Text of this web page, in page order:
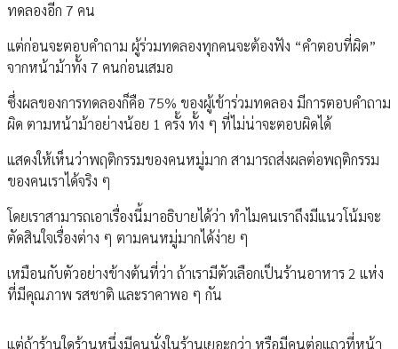
ทดลองอีก 7 คน
แต่ก่อนจะตอบคำถาม ผู้ร่วมทดลองทุกคนจะต้องฟัง “คำตอบที่ผิด”
จากหน้าม้าทั้ง 7 คนก่อนเสมอ
ซึ่งผลของการทดลองก็คือ 75% ของผู้เข้าร่วมทดลอง มีการตอบคำถาม
ผิด ตามหน้าม้าอย่างน้อย 1 ครั้ง ทั้ง ๆ ที่ไม่น่าจะตอบผิดได้
แสดงให้เห็นว่าพฤติกรรมของคนหมู่มาก สามารถส่งผลต่อพฤติกรรม
ของคนเราได้จริง ๆ
โดยเราสามารถเอาเรื่องนี้มาอธิบายได้ว่า ทำไมคนเราถึงมีแนวโน้มจะ
ตัดสินใจเรื่องต่าง ๆ ตามคนหมู่มากได้ง่าย ๆ
เหมือนกับตัวอย่างข้างต้นที่ว่า ถ้าเรามีตัวเลือกเป็นร้านอาหาร 2 แห่ง
ที่มีคุณภาพ รสชาติ และราคาพอ ๆ กัน
แต่ถ้าร้านใดร้านหนึ่งมีคนนั่งในร้านเยอะกว่า หรือมีคนต่อแถวที่หน้า